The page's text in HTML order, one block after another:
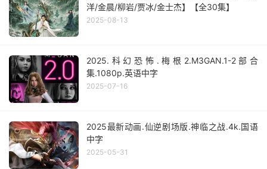
洋/金晨/柳岩/贾冰/金士杰】【全30集】
2025-08-13
2025.科幻恐怖.梅根2.M3GAN.1-2部合
集.1080p.英语中字
2025-07-16
2025最新动画.仙逆剧场版.神临之战.4k.国语
中字
2025-05-31